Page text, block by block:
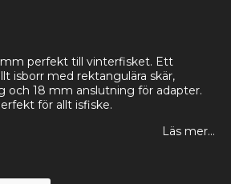
perfekt till vinterfisket. Ett
isborr med rektangulära skär,
och 18 mm anslutning för adapter.
för allt isfiske.
Läs mer...